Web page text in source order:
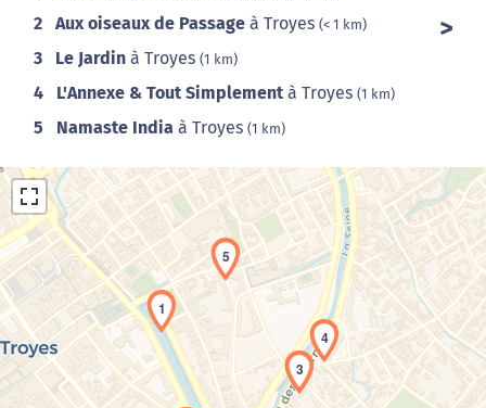
2 Aux oiseaux de Passage à Troyes (< 1 km)
3 Le Jardin à Troyes (1 km)
4 L'Annexe & Tout Simplement à Troyes (1 km)
5 Namaste India à Troyes (1 km)
Chargement de la carte en cours...
1
3
4
5